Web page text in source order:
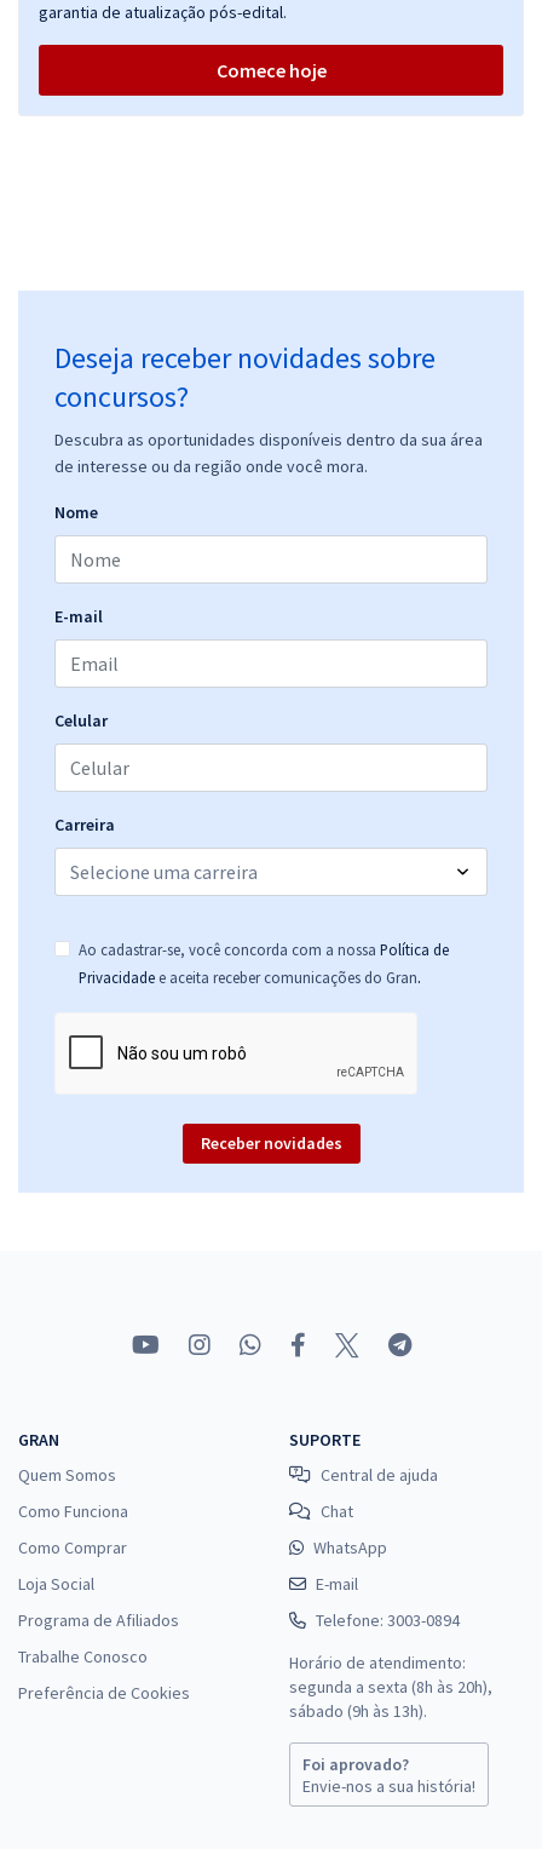
garantia de atualização pós-edital.
Comece hoje
Deseja receber novidades sobre
concursos?
Descubra as oportunidades disponíveis dentro da sua área
de interesse ou da região onde você mora.
Nome
E-mail
Celular
Carreira
Ao cadastrar-se, você concorda com a nossa Política de
Privacidade e aceita receber comunicações do Gran.
Receber novidades
GRAN
Quem Somos
Como Funciona
Como Comprar
Loja Social
Programa de Afiliados
Trabalhe Conosco
Preferência de Cookies
SUPORTE
Central de ajuda
Chat
WhatsApp
E-mail
Telefone: 3003-0894
Horário de atendimento:
segunda a sexta (8h às 20h),
sábado (9h às 13h).
Foi aprovado?
Envie-nos a sua história!